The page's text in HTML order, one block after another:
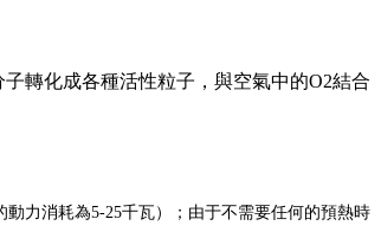
轉化成各種活性粒子，與空氣中的O2結合
力消耗為5-25千瓦）；由于不需要任何的預熱時